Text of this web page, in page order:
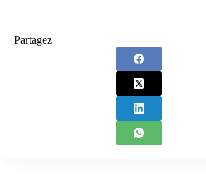
Partagez